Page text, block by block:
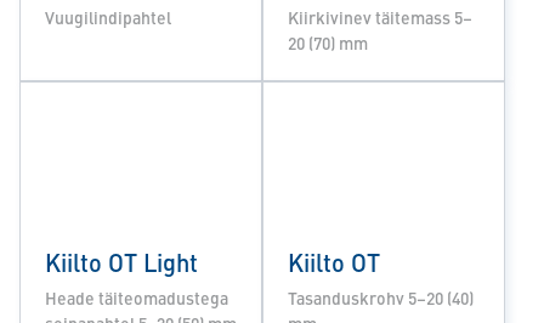
Vuugilindipahtel
Kiirkivinev täitemass 5–
20 (70) mm
Kiilto OT Light
Heade täiteomadustega
Kiilto OT
Tasanduskrohv 5–20 (40)